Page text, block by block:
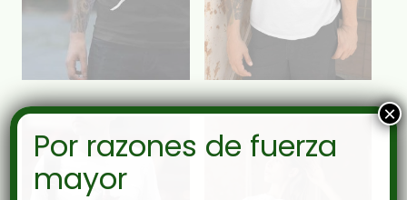
Por razones de fuerza
mayor
×